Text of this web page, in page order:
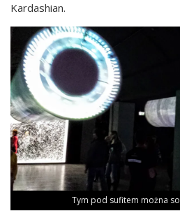
Kardashian.
Tym pod sufi­tem moż­na